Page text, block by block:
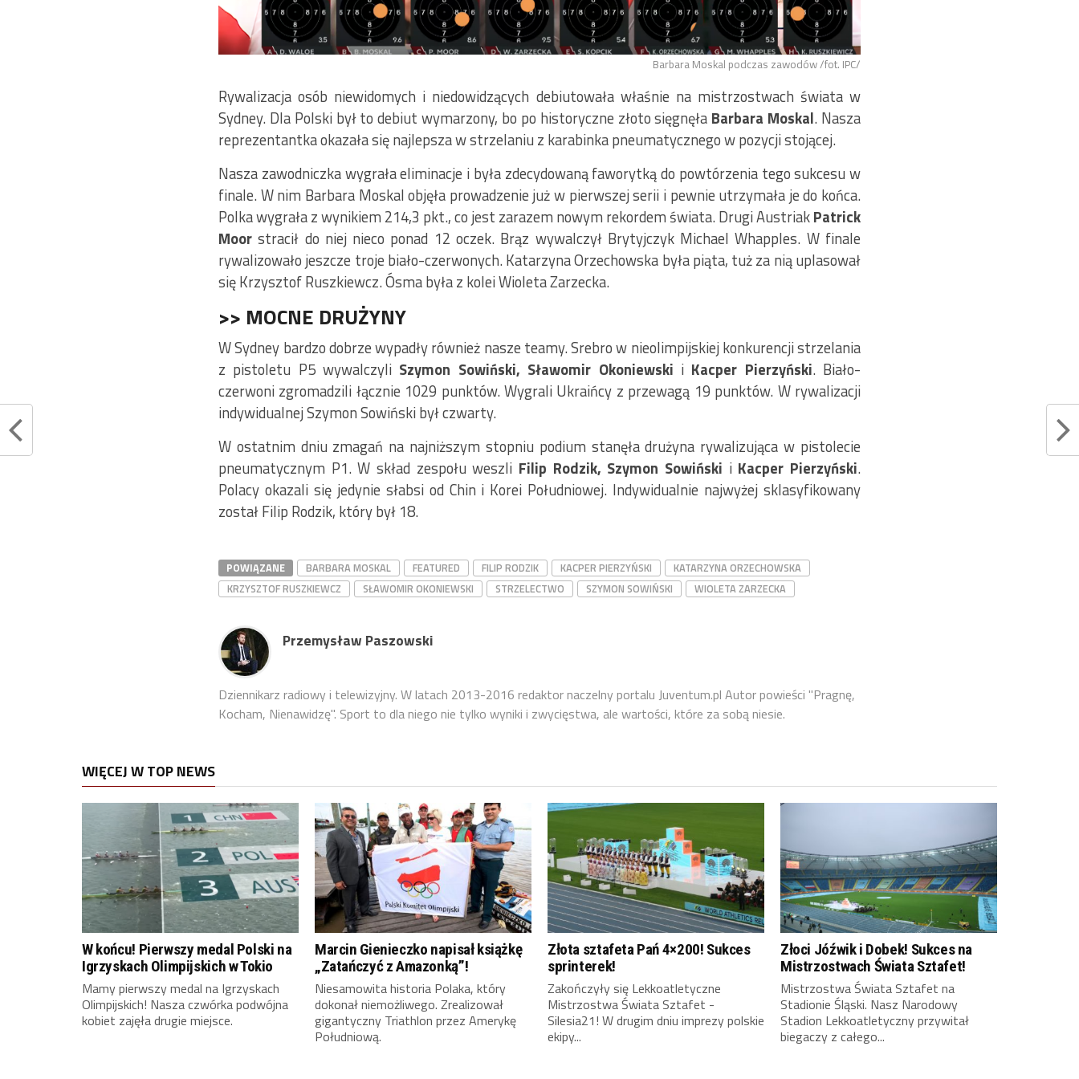
Barbara Moskal podczas zawodów /fot. IPC/
Rywalizacja osób niewidomych i niedowidzących debiutowała właśnie na mistrzostwach świata w
Sydney. Dla Polski był to debiut wymarzony, bo po historyczne złoto sięgnęła Barbara Moskal. Nasza
reprezentantka okazała się najlepsza w strzelaniu z karabinka pneumatycznego w pozycji stojącej.
Nasza zawodniczka wygrała eliminacje i była zdecydowaną faworytką do powtórzenia tego sukcesu w
finale. W nim Barbara Moskal objęła prowadzenie już w pierwszej serii i pewnie utrzymała je do końca.
Polka wygrała z wynikiem 214,3 pkt., co jest zarazem nowym rekordem świata. Drugi AustriakPatrick
Moor stracił do niej nieco ponad 12 oczek. Brąz wywalczył Brytyjczyk Michael Whapples. W finale
rywalizowało jeszcze troje biało-czerwonych. Katarzyna Orzechowska była piąta, tuż za nią uplasował
się Krzysztof Ruszkiewcz. Ósma była z kolei Wioleta Zarzecka.
>> MOCNE DRUŻYNY
W Sydney bardzo dobrze wypadły również nasze teamy. Srebro w nieolimpijskiej konkurencji strzelania
z pistoletu P5 wywalczyli Szymon Sowiński, Sławomir Okoniewski iKacper Pierzyński. Biało-
czerwoni zgromadzili łącznie 1029 punktów. Wygrali Ukraińcy z przewagą 19 punktów. W rywalizacji
indywidualnej Szymon Sowiński był czwarty.
W ostatnim dniu zmagań na najniższym stopniu podium stanęła drużyna rywalizująca w pistolecie
pneumatycznym P1. W skład zespołu weszli Filip Rodzik, Szymon Sowiński iKacper Pierzyński.
Polacy okazali się jedynie słabsi od Chin i Korei Południowej. Indywidualnie najwyżej sklasyfikowany
został Filip Rodzik, który był 18.
POWIĄZANE BARBARA MOSKAL FEATURED FILIP RODZIK KACPER PIERZYŃSKI
KATARZYNA ORZECHOWSKA
KRZYSZTOF RUSZKIEWCZ
SŁAWOMIR OKONIEWSKI STRZELECTWO SZYMON SOWIŃSKI WIOLETA ZARZECKA
Przemysław Paszowski
Dziennikarz radiowy i telewizyjny. W latach 2013-2016 redaktor naczelny portalu Juventum.pl Autor powieści "Pragnę,
Kocham, Nienawidzę". Sport to dla niego nie tylko wyniki i zwycięstwa, ale wartości, które za sobą niesie.
WIĘCEJ W TOP NEWS
W końcu! Pierwszy medal Polski na
Igrzyskach Olimpijskich w Tokio
Mamy pierwszy medal na Igrzyskach
Olimpijskich! Nasza czwórka podwójna
kobiet zajęła drugie miejsce.
Marcin Gienieczko napisał książkę
„Zatańczyć z Amazonką”!
Niesamowita historia Polaka, który
dokonał niemożliwego. Zrealizował
gigantyczny Triathlon przez Amerykę
Południową.
Złota sztafeta Pań 4×200! Sukces
sprinterek!
Zakończyły się Lekkoatletyczne
Mistrzostwa Świata Sztafet -
Silesia21! W drugim dniu imprezy polskie
ekipy...
Złoci Jóźwik i Dobek! Sukces na
Mistrzostwach Świata Sztafet!
Mistrzostwa Świata Sztafet na
Stadionie Śląski. Nasz Narodowy
Stadion Lekkoatletyczny przywitał
biegaczy z całego...